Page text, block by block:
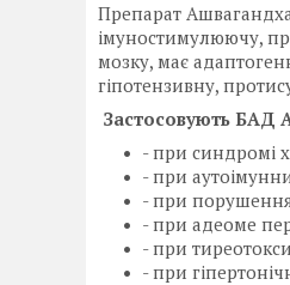
Препарат
імуностимулюючу,
мозку, має
гіпотензивну,
Застосовують БАД
- при синдромі
- при
- при
- при адеоме
- при
- при